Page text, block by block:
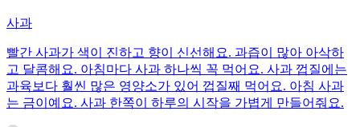
사과
빨간 사과가 색이 진하고 향이 신선해요. 과즙이 많아 아삭하
고 달콤해요. 아침마다 사과 하나씩 꼭 먹어요. 사과 껍질에는
과육보다 훨씬 많은 영양소가 있어 껍질째 먹어요. 아침 사과
는 금이예요. 사과 한쪽이 하루의 시작을 가볍게 만들어줘요.